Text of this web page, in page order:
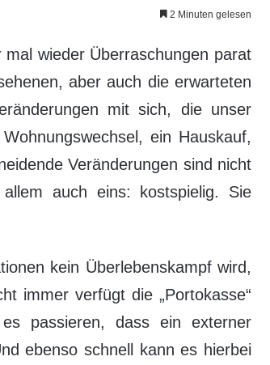
2 Minuten gelesen
wieder Überraschungen parat
aber auch die erwarteten
mit sich, die unser
ein Hauskauf,
Veränderungen sind nicht
auch eins: kostspielig. Sie
kein Überlebenskampf wird,
immer verfügt die „Portokasse“
passieren, dass ein externer
ebenso schnell kann es hierbei